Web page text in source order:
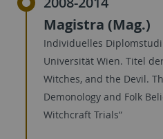
Magistra (Mag.)
Individuelles
Universität Wien. Titel
Witches, and the Devil.
Demonology and Folk
Witchcraft Trials“